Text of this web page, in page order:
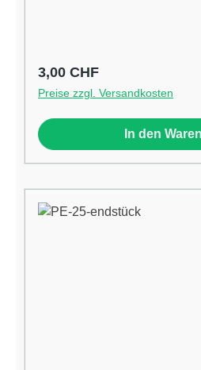
Regulärer Preis:
3,00 CHF
Preise zzgl. Versandkosten
In den